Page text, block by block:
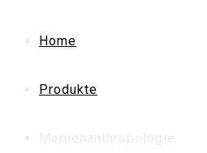
Home
Produkte